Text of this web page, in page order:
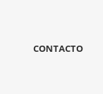
CONTACTO